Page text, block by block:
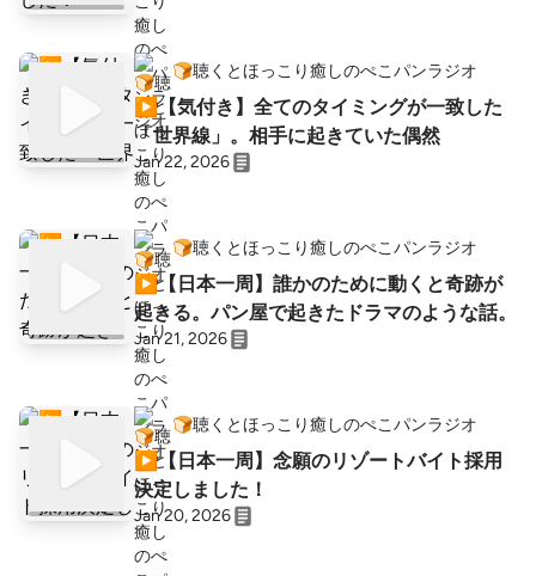
🍞聴くとほっこり癒しのぺこパンラジオ
▶︎【気付き】全てのタイミングが一致した
「世界線」。相手に起きていた偶然
Jan 22, 2026
🍞聴くとほっこり癒しのぺこパンラジオ
▶︎【日本一周】誰かのために動くと奇跡が
起きる。パン屋で起きたドラマのような話。
Jan 21, 2026
🍞聴くとほっこり癒しのぺこパンラジオ
▶︎【日本一周】念願のリゾートバイト採用
決定しました！
Jan 20, 2026